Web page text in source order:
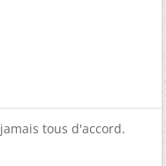
tous d'accord.